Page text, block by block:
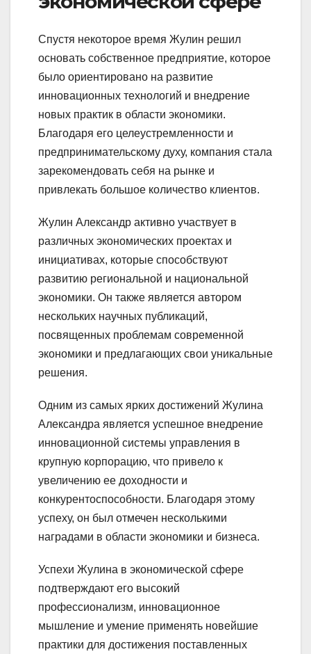
Спустя некоторое время Жулин решил
основать собственное предприятие, которое
было ориентировано на развитие
инновационных технологий и внедрение
новых практик в области экономики.
Благодаря его целеустремленности и
предпринимательскому духу, компания стала
зарекомендовать себя на рынке и
привлекать большое количество клиентов.
Жулин Александр активно участвует в
различных экономических проектах и
инициативах, которые способствуют
развитию региональной и национальной
экономики. Он также является автором
нескольких научных публикаций,
посвященных проблемам современной
экономики и предлагающих свои уникальные
решения.
Одним из самых ярких достижений Жулина
Александра является успешное внедрение
инновационной системы управления в
крупную корпорацию, что привело к
увеличению ее доходности и
конкурентоспособности. Благодаря этому
успеху, он был отмечен несколькими
наградами в области экономики и бизнеса.
Успехи Жулина в экономической сфере
подтверждают его высокий
профессионализм, инновационное
мышление и умение применять новейшие
практики для достижения поставленных